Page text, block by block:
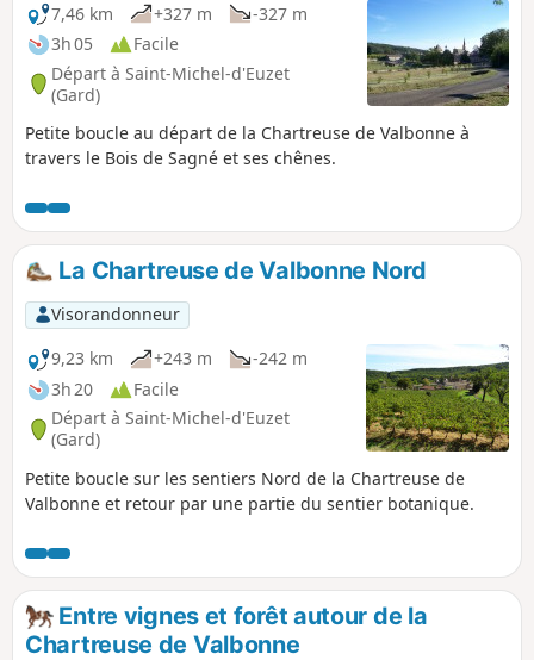
7,46 km
+327 m
-327 m
3h 05
Facile
Départ à Saint-Michel-d'Euzet
(Gard)
Petite boucle au départ de la Chartreuse de Valbonne à
travers le Bois de Sagné et ses chênes.
La Chartreuse de Valbonne Nord
Visorandonneur
9,23 km
+243 m
-242 m
3h 20
Facile
Départ à Saint-Michel-d'Euzet
(Gard)
Petite boucle sur les sentiers Nord de la Chartreuse de
Valbonne et retour par une partie du sentier botanique.
Entre vignes et forêt autour de la
Chartreuse de Valbonne